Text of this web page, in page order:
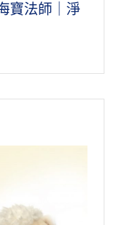
寶法師｜淨